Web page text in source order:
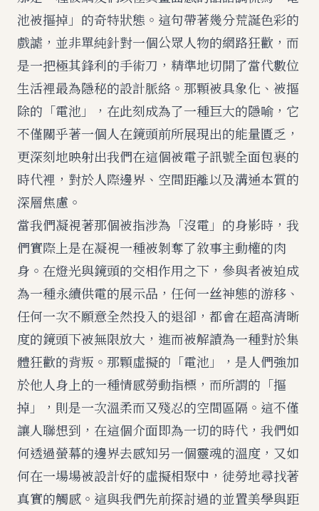
池被摳掉」的奇特狀態。這句帶著幾分荒誕色彩的
戲謔，並非單純針對一個公眾人物的網路狂歡，而
是一把極其鋒利的手術刀，精準地切開了當代數位
生活裡最為隱秘的設計脈絡。那顆被具象化、被摳
除的「電池」，在此刻成為了一種巨大的隱喻，它
不僅關乎著一個人在鏡頭前所展現出的能量匱乏，
更深刻地映射出我們在這個被電子訊號全面包裹的
時代裡，對於人際邊界、空間距離以及溝通本質的
深層焦慮。
當我們凝視著那個被指涉為「沒電」的身影時，我
們實際上是在凝視一種被剝奪了敘事主動權的肉
身。在燈光與鏡頭的交相作用之下，參與者被迫成
為一種永續供電的展示品，任何一丝神態的游移、
任何一次不願意全然投入的退卻，都會在超高清晰
度的鏡頭下被無限放大，進而被解讀為一種對於集
體狂歡的背叛。那顆虛擬的「電池」，是人們強加
於他人身上的一種情感勞動指標，而所謂的「摳
掉」，則是一次溫柔而又殘忍的空間區隔。這不僅
讓人聯想到，在這個介面即為一切的時代，我們如
何透過螢幕的邊界去感知另一個靈魂的溫度，又如
何在一場場被設計好的虛擬相聚中，徒勞地尋找著
真實的觸感。這與我們先前探討過的並置美學與距